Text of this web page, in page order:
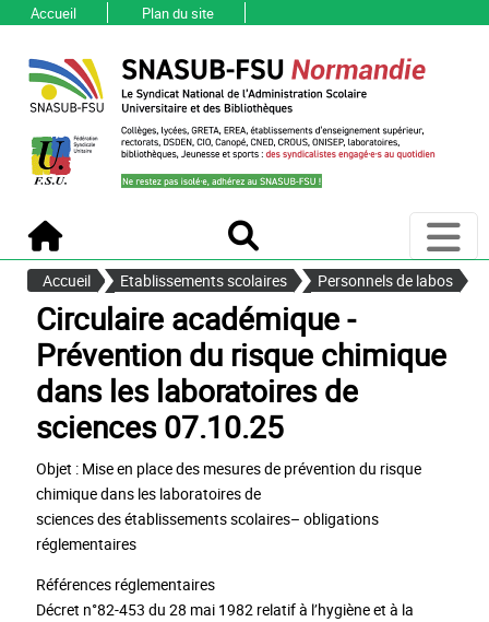
Accueil Plan du site
Accueil Recherche
Accueil Etablissements scolaires Personnels de labos
Circulaire académique -
Prévention du risque chimique
dans les laboratoires de
sciences 07.10.25
Objet : Mise en place des mesures de prévention du risque
chimique dans les laboratoires de
sciences des établissements scolaires– obligations
réglementaires
Références réglementaires
Décret n°82-453 du 28 mai 1982 relatif à l’hygiène et à la